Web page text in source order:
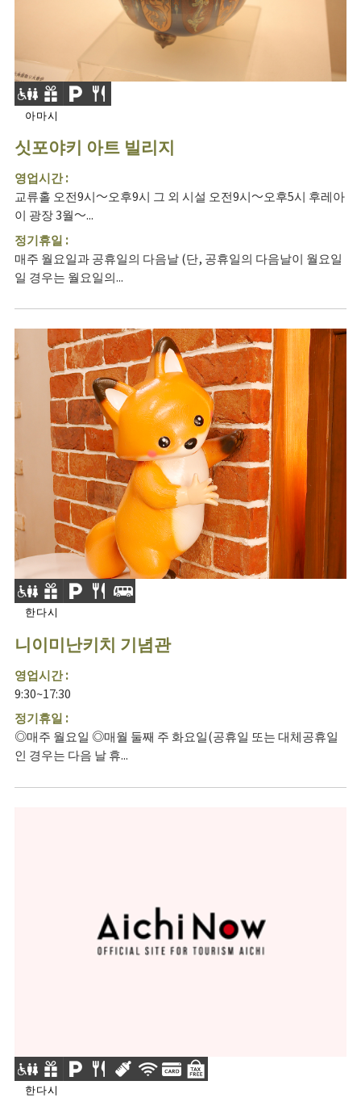
아마시
싯포야키 아트 빌리지
영업시간 :
교류홀 오전9시～오후9시 그 외 시설 오전9시～오후5시 후레아
이 광장 3월～...
정기휴일 :
매주 월요일과 공휴일의 다음날 (단, 공휴일의 다음날이 월요일
일 경우는 월요일의...
한다시
니이미난키치 기념관
영업시간 :
9:30~17:30
정기휴일 :
◎매주 월요일 ◎매월 둘째 주 화요일(공휴일 또는 대체공휴일
인 경우는 다음 날 휴...
한다시